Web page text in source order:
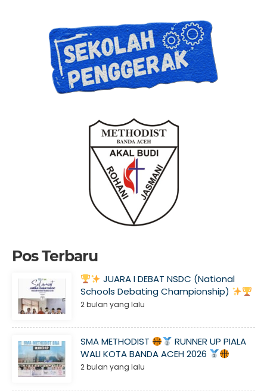
Pos Terbaru
JUARA I DEBAT NSDC (National
Schools Debating Championship)
2 bulan yang lalu
SMA METHODIST
RUNNER UP PIALA
WALI KOTA BANDA ACEH 2026
2 bulan yang lalu